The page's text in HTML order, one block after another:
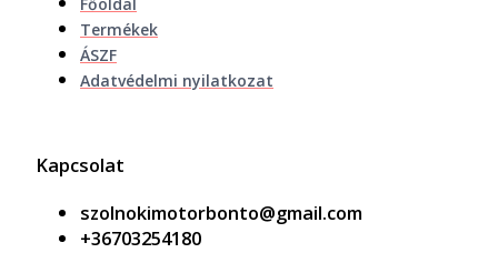
Termékek
ÁSZF
Adatvédelmi nyilatkozat
Kapcsolat
szolnokimotorbonto@gmail.com
+36703254180